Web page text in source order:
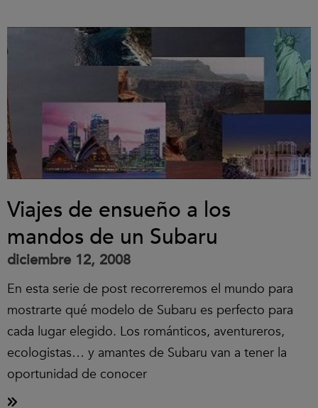
Viajes de ensueño a los
mandos de un Subaru
diciembre 12, 2008
En esta serie de post recorreremos el mundo para
mostrarte qué modelo de Subaru es perfecto para
cada lugar elegido. Los románticos, aventureros,
ecologistas… y amantes de Subaru van a tener la
oportunidad de conocer